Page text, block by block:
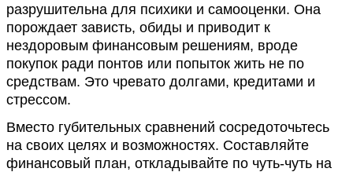
разрушительна для психики и самооценки. Она
порождает зависть, обиды и приводит к
нездоровым финансовым решениям, вроде
покупок ради понтов или попыток жить не по
средствам. Это чревато долгами, кредитами и
стрессом.
Вместо губительных сравнений сосредоточьтесь
на своих целях и возможностях. Составляйте
финансовый план, откладывайте по чуть-чуть на